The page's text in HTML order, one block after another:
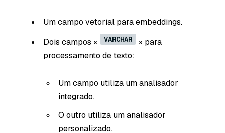
Um campo vetorial para embeddings.
Dois campos «
VARCHAR
» para
processamento de texto:
Um campo utiliza um analisador
integrado.
O outro utiliza um analisador
personalizado.